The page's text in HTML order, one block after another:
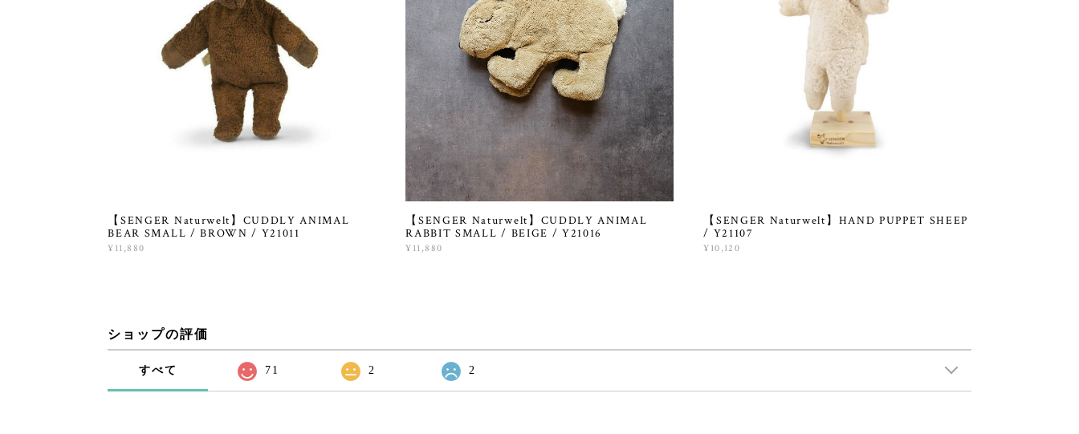
【SENGER Naturwelt】CUDDLY ANIMAL
BEAR SMALL / BROWN / Y21011
¥11,880
【SENGER Naturwelt】CUDDLY ANIMAL
RABBIT SMALL / BEIGE / Y21016
¥11,880
【SENGER Naturwelt】HAND PUPPET SHEEP
/ Y21107
¥10,120
ショップの評価
すべて 71 2 2